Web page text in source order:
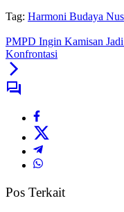
Tag: Harmoni Budaya
PMPD Ingin Kamisan
Konfrontasi
Pos Terkait